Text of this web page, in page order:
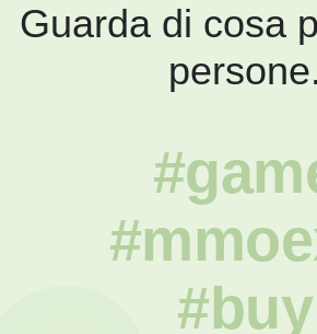
Guarda di cosa
persone.
#buy